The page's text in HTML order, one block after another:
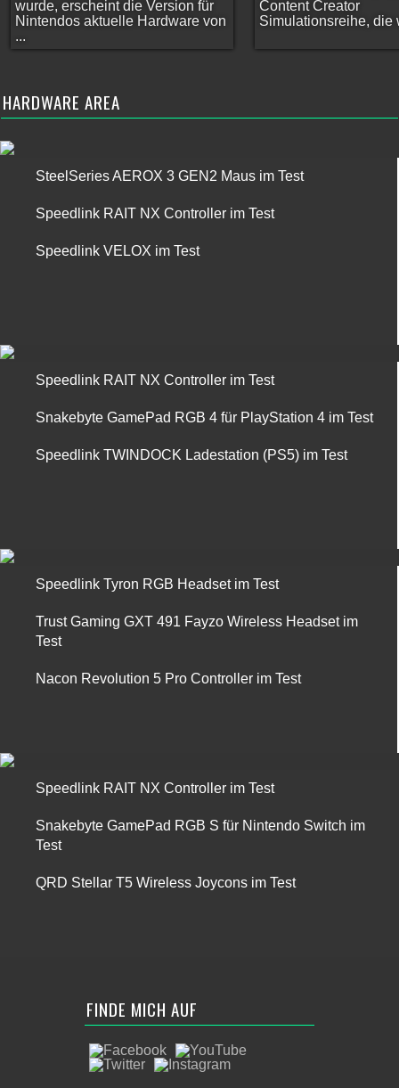
wurde, erscheint die Version für
Nintendos aktuelle Hardware von
...
Content Creator
Simulationsreihe, die
HARDWARE AREA
SteelSeries AEROX 3 GEN2 Maus im Test
Speedlink RAIT NX Controller im Test
Speedlink VELOX im Test
Speedlink RAIT NX Controller im Test
Snakebyte GamePad RGB 4 für PlayStation 4 im Test
Speedlink TWINDOCK Ladestation (PS5) im Test
Speedlink Tyron RGB Headset im Test
Trust Gaming GXT 491 Fayzo Wireless Headset im
Test
Nacon Revolution 5 Pro Controller im Test
Speedlink RAIT NX Controller im Test
Snakebyte GamePad RGB S für Nintendo Switch im
Test
QRD Stellar T5 Wireless Joycons im Test
FINDE MICH AUF